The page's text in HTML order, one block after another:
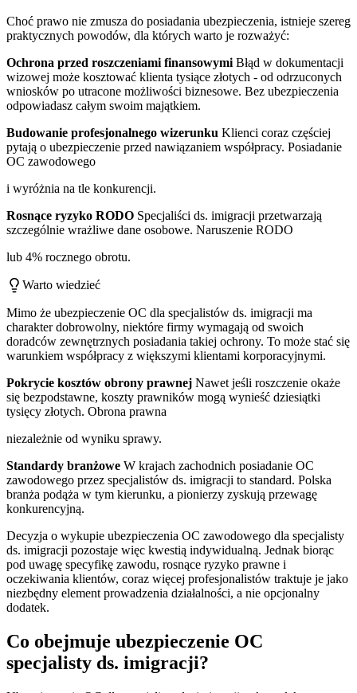
Choć prawo nie zmusza do posiadania ubezpieczenia, istnieje szereg
praktycznych powodów, dla których warto je rozważyć:
Ochrona przed roszczeniami finansowymi Błąd w dokumentacji
wizowej może kosztować klienta tysiące złotych - od odrzuconych
wniosków po utracone możliwości biznesowe. Bez ubezpieczenia
odpowiadasz całym swoim majątkiem.
Budowanie profesjonalnego wizerunku Klienci coraz częściej
pytają o ubezpieczenie przed nawiązaniem współpracy. Posiadanie
OC zawodowego
i wyróżnia na tle konkurencji.
Rosnące ryzyko RODO Specjaliści ds. imigracji przetwarzają
szczególnie wrażliwe dane osobowe. Naruszenie RODO
lub 4% rocznego obrotu.
Warto wiedzieć
Mimo że ubezpieczenie OC dla specjalistów ds. imigracji ma
charakter dobrowolny, niektóre firmy wymagają od swoich
doradców zewnętrznych posiadania takiej ochrony. To może stać się
warunkiem współpracy z większymi klientami korporacyjnymi.
Pokrycie kosztów obrony prawnej Nawet jeśli roszczenie okaże
się bezpodstawne, koszty prawników mogą wynieść dziesiątki
tysięcy złotych. Obrona prawna
niezależnie od wyniku sprawy.
Standardy branżowe W krajach zachodnich posiadanie OC
zawodowego przez specjalistów ds. imigracji to standard. Polska
branża podąża w tym kierunku, a pionierzy zyskują przewagę
konkurencyjną.
Decyzja o wykupie ubezpieczenia OC zawodowego dla specjalisty
ds. imigracji pozostaje więc kwestią indywidualną. Jednak biorąc
pod uwagę specyfikę zawodu, rosnące ryzyko prawne i
oczekiwania klientów, coraz więcej profesjonalistów traktuje je jako
niezbędny element prowadzenia działalności, a nie opcjonalny
dodatek.
Co obejmuje ubezpieczenie OC
specjalisty ds. imigracji?